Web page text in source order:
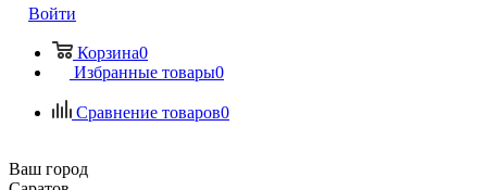
Войти
Корзина0
Избранные товары0
Сравнение товаров0
Ваш город